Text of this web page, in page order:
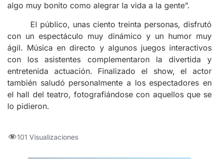
algo muy bonito como alegrar la vida a la gente”.
El público, unas ciento treinta personas, disfrutó
con un espectáculo muy dinámico y un humor muy
ágil. Música en directo y algunos juegos interactivos
con los asistentes complementaron la divertida y
entretenida actuación. Finalizado el show, el actor
también saludó personalmente a los espectadores en
el hall del teatro, fotografiándose con aquellos que se
lo pidieron.
101 Visualizaciones